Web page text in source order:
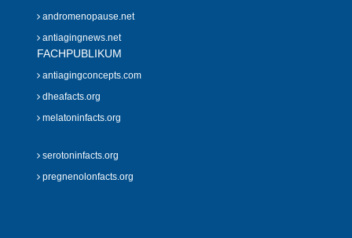
andromenopause.net
antiagingnews.net
FACHPUBLIKUM
antiagingconcepts.com
dheafacts.org
melatoninfacts.org
serotoninfacts.org
pregnenolonfacts.org